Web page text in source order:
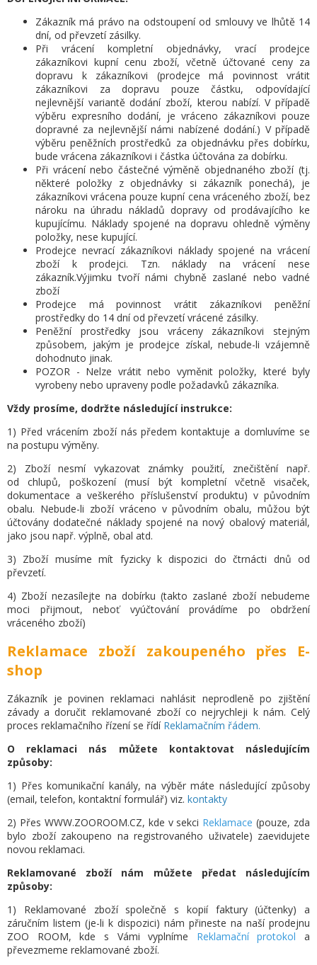
Zákazník má právo na odstoupení od smlouvy ve lhůtě 14
dní, od převzetí zásilky.
Při vrácení kompletní objednávky, vrací prodejce
zákazníkovi kupní cenu zboží, včetně účtované ceny za
dopravu k zákazníkovi (prodejce má povinnost vrátit
zákazníkovi za dopravu pouze částku, odpovídající
nejlevnější variantě dodání zboží, kterou nabízí. V případě
výběru expresního dodání, je vráceno zákazníkovi pouze
dopravné za nejlevnější námi nabízené dodání.) V případě
výběru peněžních prostředků za objednávku přes dobírku,
bude vrácena zákazníkovi i částka účtována za dobírku.
Při vrácení nebo částečné výměně objednaného zboží (tj.
některé položky z objednávky si zákazník ponechá), je
zákazníkovi vrácena pouze kupní cena vráceného zboží, bez
nároku na úhradu nákladů dopravy od prodávajícího ke
kupujícímu. Náklady spojené na dopravu ohledně výměny
položky, nese kupující.
Prodejce nevrací zákazníkovi náklady spojené na vrácení
zboží k prodejci. Tzn. náklady na vrácení nese
zákazník.Výjimku tvoří námi chybně zaslané nebo vadné
zboží
Prodejce má povinnost vrátit zákazníkovi peněžní
prostředky do 14 dní od převzetí vrácené zásilky.
Peněžní prostředky jsou vráceny zákazníkovi stejným
způsobem, jakým je prodejce získal, nebude-li vzájemně
dohodnuto jinak.
POZOR - Nelze vrátit nebo vyměnit položky, které byly
vyrobeny nebo upraveny podle požadavků zákazníka.
Vždy prosíme, dodržte následující instrukce:
1) Před vrácením zboží nás předem kontaktuje a domluvíme se
na postupu výměny.
2) Zboží nesmí vykazovat známky použití, znečištění např.
od chlupů, poškození (musí být kompletní včetně visaček,
dokumentace a veškerého příslušenství produktu) v původním
obalu. Nebude-li zboží vráceno v původním obalu, můžou být
účtovány dodatečné náklady spojené na nový obalový materiál,
jako jsou např. výplně, obal atd.
3) Zboží musíme mít fyzicky k dispozici do čtrnácti dnů od
převzetí.
4) Zboží nezasílejte na dobírku (takto zaslané zboží nebudeme
moci přijmout, neboť vyúčtování provádíme po obdržení
vráceného zboží)
Reklamace zboží zakoupeného přes E-
shop
Zákazník je povinen reklamaci nahlásit neprodleně po zjištění
závady a doručit reklamované zboží co nejrychleji k nám. Celý
proces reklamačního řízení se řídí Reklamačním řádem.
O reklamaci nás můžete kontaktovat následujícím
způsoby:
1) Přes komunikační kanály, na výběr máte následující způsoby
(email, telefon, kontaktní formulář) viz. kontakty
2) Přes WWW.ZOOROOM.CZ, kde v sekci Reklamace (pouze, zda
bylo zboží zakoupeno na registrovaného uživatele) zaevidujete
novou reklamaci.
Reklamované zboží nám můžete předat následujícím
způsoby:
1) Reklamované zboží společně s kopií faktury (účtenky) a
záručním listem (je-li k dispozici) nám přineste na naší prodejnu
ZOO ROOM, kde s Vámi vyplníme Reklamační protokol
a
převezmeme reklamované zboží.